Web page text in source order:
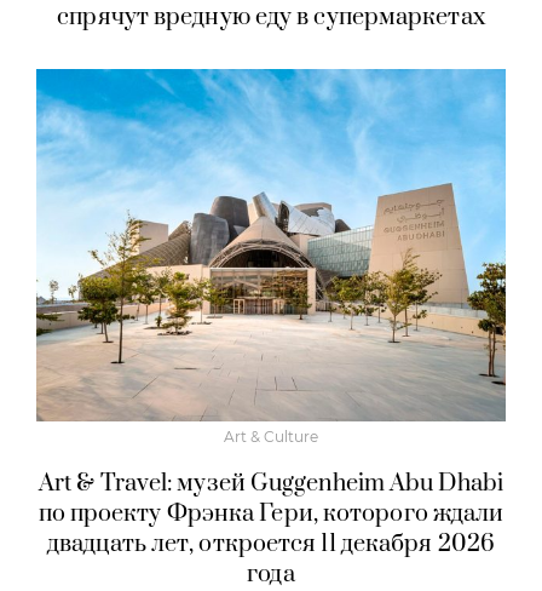
спрячут вредную еду в супермаркетах
Art & Culture
Art & Travel: музей Guggenheim Abu Dhabi
по проекту Фрэнка Гери, которого ждали
двадцать лет, откроется 11 декабря 2026
года